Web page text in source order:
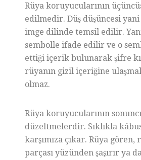
Rüya koruyucularının
edilmedir. Düş düşüncesi
imge dilinde temsil edilir.
sembolle ifade edilir ve o
ettiği içerik bulunarak şifre
rüyanın gizil içeriğine
olmaz.
Rüya koruyucularının
düzeltmelerdir. Sıklıkla
karşımıza çıkar. Rüya gören,
parçası yüzünden şaşırır ya